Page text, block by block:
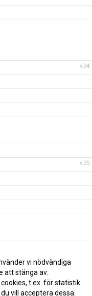
v.34
v.35
vi nödvändiga
att stänga av.
t.ex. för statistik
vill acceptera dessa.